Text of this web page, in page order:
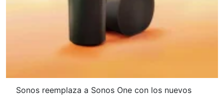
Sonos reemplaza a Sonos One con los nuevos